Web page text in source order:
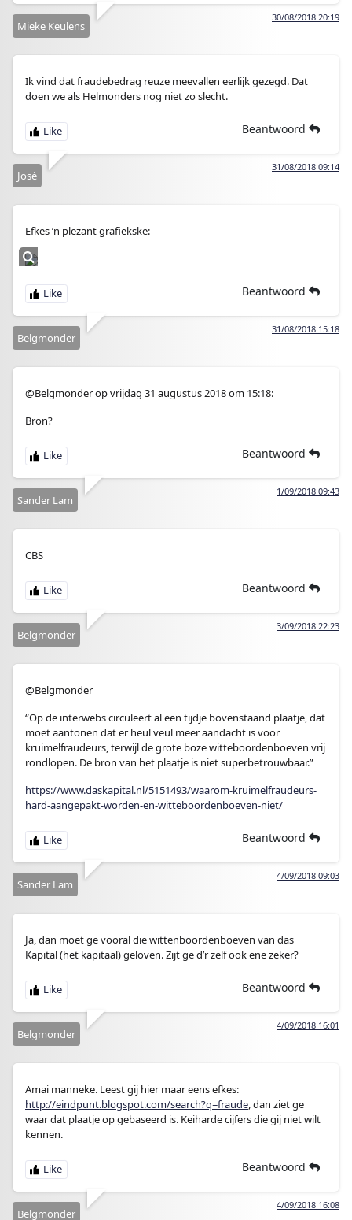
30/08/2018 20:19
Mieke Keulens
Ik vind dat fraudebedrag reuze meevallen eerlijk gezegd. Dat
doen we als Helmonders nog niet zo slecht.
Beantwoord
31/08/2018 09:14
José
Efkes ’n plezant grafiekske:
Beantwoord
31/08/2018 15:18
Belgmonder
@Belgmonder op vrijdag 31 augustus 2018 om 15:18:
Bron?
Beantwoord
1/09/2018 09:43
Sander Lam
CBS
Beantwoord
3/09/2018 22:23
Belgmonder
@Belgmonder
“Op de interwebs circuleert al een tijdje bovenstaand plaatje, dat
moet aantonen dat er heul veul meer aandacht is voor
kruimelfraudeurs, terwijl de grote boze witteboordenboeven vrij
rondlopen. De bron van het plaatje is niet superbetrouwbaar.”
https://www.daskapital.nl/5151493/waarom-kruimelfraudeurs-
hard-aangepakt-worden-en-witteboordenboeven-niet/
Beantwoord
4/09/2018 09:03
Sander Lam
Ja, dan moet ge vooral die wittenboordenboeven van das
Kapital (het kapitaal) geloven. Zijt ge d’r zelf ook ene zeker?
Beantwoord
4/09/2018 16:01
Belgmonder
Amai manneke. Leest gij hier maar eens efkes:
http://eindpunt.blogspot.com/search?q=fraude, dan ziet ge
waar dat plaatje op gebaseerd is. Keiharde cijfers die gij niet wilt
kennen.
Beantwoord
4/09/2018 16:08
Belgmonder